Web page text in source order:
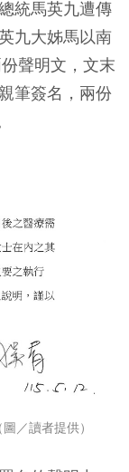
統馬英九遭傳
九大姊馬以南
聲明文，文末
筆簽名，兩份
／讀者提供）